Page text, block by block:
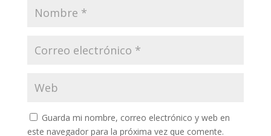
Guarda mi nombre, correo electrónico y web en
este navegador para la próxima vez que comente.